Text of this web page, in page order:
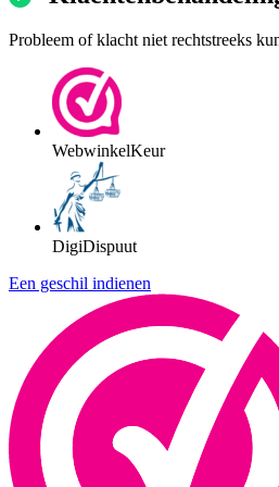
Probleem of klacht niet rechtstreeks
WebwinkelKeur
DigiDispuut
Een geschil indienen